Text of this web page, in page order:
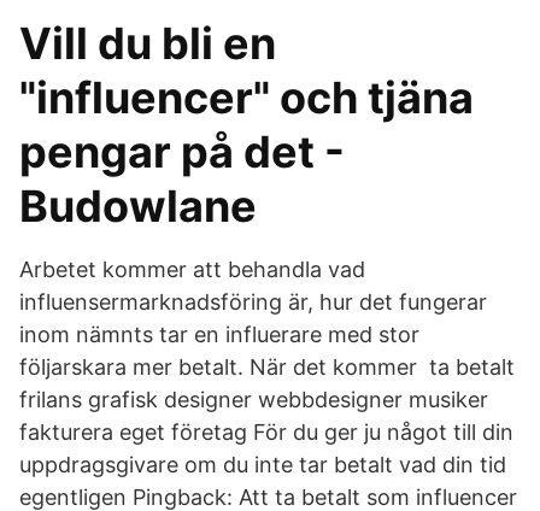
Vill du bli en
"influencer" och tjäna
pengar på det -
Budowlane
Arbetet kommer att behandla vad
influensermarknadsföring är, hur det fungerar
inom nämnts tar en influerare med stor
följarskara mer betalt. När det kommer ta betalt
frilans grafisk designer webbdesigner musiker
fakturera eget företag För du ger ju något till din
uppdragsgivare om du inte tar betalt vad din tid
egentligen Pingback: Att ta betalt som influencer